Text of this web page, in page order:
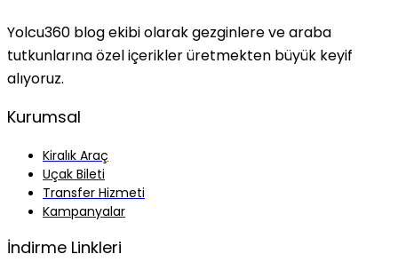
Yolcu360 blog ekibi olarak gezginlere ve araba
tutkunlarına özel içerikler üretmekten büyük keyif
alıyoruz.
Kurumsal
Kiralık Araç
Uçak Bileti
Transfer Hizmeti
Kampanyalar
İndirme Linkleri